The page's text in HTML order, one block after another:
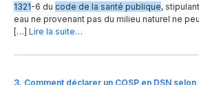
1321-6 du code de la santé publique,
eau ne provenant pas du milieu naturel ne
[…] Lire la suite…
3. Comment déclarer un COSP en DSN